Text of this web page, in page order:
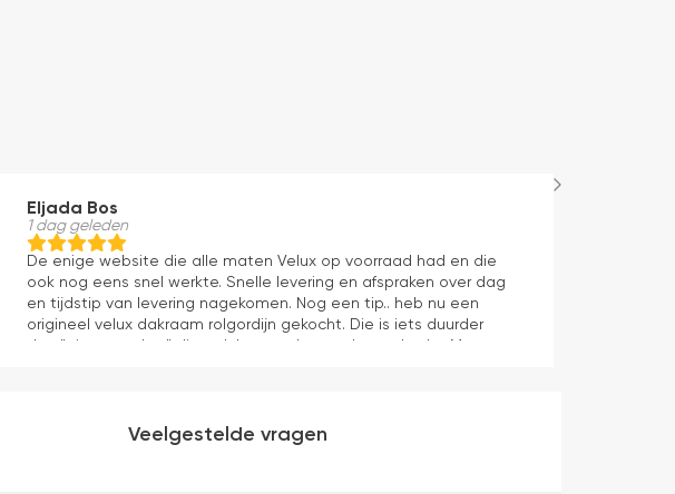
Eljada Bos
1 dag geleden
De enige website die alle maten Velux op voorraad had en die
ook nog eens snel werkte. Snelle levering en afspraken over dag
en tijdstip van levering nagekomen. Nog een tip.. heb nu een
origineel velux dakraam rolgordijn gekocht. Die is iets duurder
Veelgestelde vragen